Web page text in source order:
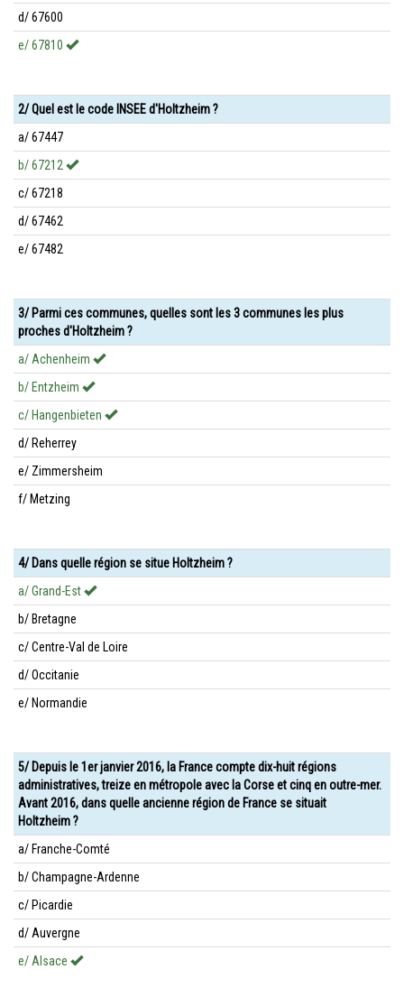
d/ 67600
e/ 67810
2/ Quel est le code INSEE d'Holtzheim ?
a/ 67447
b/ 67212
c/ 67218
d/ 67462
e/ 67482
3/ Parmi ces communes, quelles sont les 3 communes les plus
proches d'Holtzheim ?
a/ Achenheim
b/ Entzheim
c/ Hangenbieten
d/ Reherrey
e/ Zimmersheim
f/ Metzing
4/ Dans quelle région se situe Holtzheim ?
a/ Grand-Est
b/ Bretagne
c/ Centre-Val de Loire
d/ Occitanie
e/ Normandie
5/ Depuis le 1er janvier 2016, la France compte dix-huit régions
administratives, treize en métropole avec la Corse et cinq en outre-mer.
Avant 2016, dans quelle ancienne région de France se situait
Holtzheim ?
a/ Franche-Comté
b/ Champagne-Ardenne
c/ Picardie
d/ Auvergne
e/ Alsace